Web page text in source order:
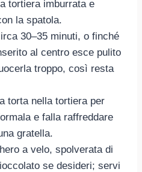
tortiera imburrata e
la spatola.
30–35 minuti, o finché
al centro esce pulito
troppo, così resta
torta nella tortiera per
e falla raffreddare
gratella.
a velo, spolverata di
se desideri; servi